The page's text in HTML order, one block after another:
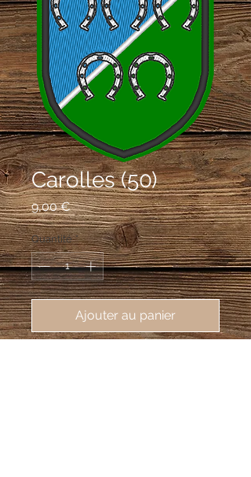
Carolles (50)
9,00 €Prix
Quantité *
Ajouter au panier